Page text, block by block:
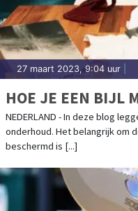
27 maart 2023, 9:04 uur
HOE JE EEN BIJL
NEDERLAND - In deze blog
onderhoud. Het belangrijk om
beschermd is [...]